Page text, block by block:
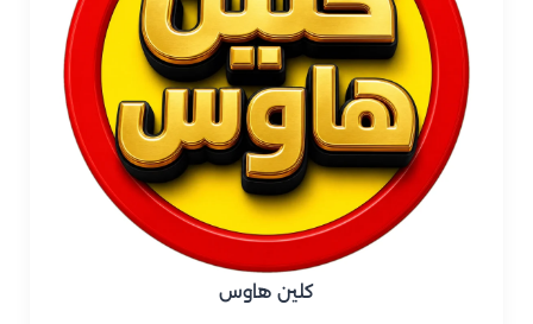
كلين هاوس